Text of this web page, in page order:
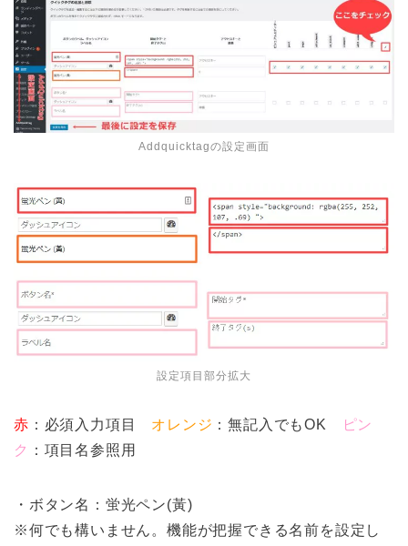
Addquicktagの設定画面
設定項目部分拡大
赤 ：必須入力項目 オレンジ ：無記入でもOK
ピン
ク
：項目名参照用
・ボタン名：蛍光ペン(黃)
※何でも構いません。機能が把握できる名前を設定し